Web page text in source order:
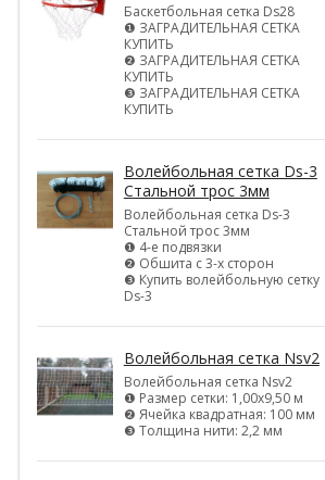
Баскетбольная сетка Ds28
❶ ЗАГРАДИТЕЛЬНАЯ СЕТКА
КУПИТЬ
❷ ЗАГРАДИТЕЛЬНАЯ СЕТКА
КУПИТЬ
❸ ЗАГРАДИТЕЛЬНАЯ СЕТКА
КУПИТЬ
Волейбольная сетка Ds-3
Стальной трос 3мм
Волейбольная сетка Ds-3
Стальной трос 3мм
❶ 4-е подвязки
❷ Обшита с 3-х сторон
❸ Купить волейбольную сетку
Ds-3
Волейбольная сетка Nsv2
Волейбольная сетка Nsv2
❶ Размер сетки: 1,00х9,50 м
❷ Ячейка квадратная: 100 мм
❸ Толщина нити: 2,2 мм